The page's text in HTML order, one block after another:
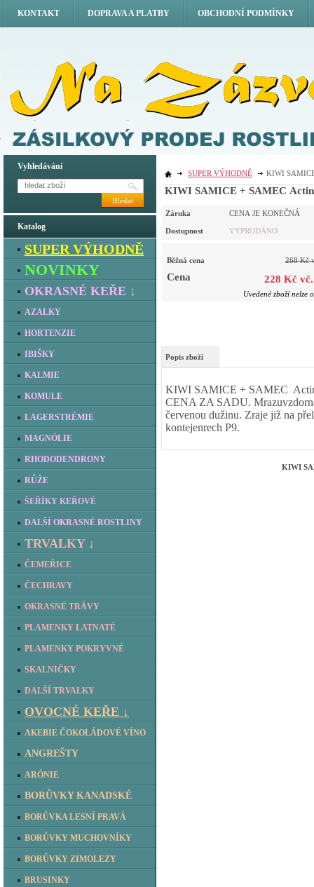
Vyhledávání
Hledat
Katalog
SUPER VÝHODNĚ
NOVINKY
OKRASNÉ KEŘE ↓
AZALKY
HORTENZIE
IBIŠKY
KALMIE
KOMULE
LAGERSTRÉMIE
MAGNÓLIE
RHODODENDRONY
RŮŽE
ŠEŘÍKY KEŘOVÉ
DALŠÍ OKRASNÉ ROSTLINY
TRVALKY ↓
ČEMEŘICE
ČECHRAVY
OKRASNÉ TRÁVY
PLAMENKY LATNATÉ
PLAMENKY POKRYVNÉ
SKALNIČKY
DALŠÍ TRVALKY
OVOCNÉ KEŘE ↓
AKEBIE ČOKOLÁDOVÉ VÍNO
ANGREŠTY
ARÓNIE
BORŮVKY KANADSKÉ
BORŮVKA LESNÍ PRAVÁ
BORŮVKY MUCHOVNÍKY
BORŮVKY ZIMOLEZY
BRUSINKY
SUPER VÝHODNĚ KIWI
KIWI SAMICE + SAMEC
Záruka CENA JE KONEČNÁ
Dostupnost VYPRODÁNO
Běžná cena 268 Kč
Cena 228 Kč
Uvedené zboží nelze
Popis zboží
KIWI SAMICE + SAMEC
CENA ZA SADU.
červenou dužinu. Zraje již na
kontejenrech P9.
KIWI
KONTAKT DOPRAVA A PLATBY OBCHODNÍ PODMÍNKY